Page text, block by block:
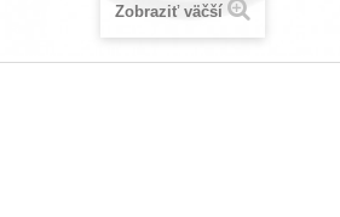
Zobraziť väčší